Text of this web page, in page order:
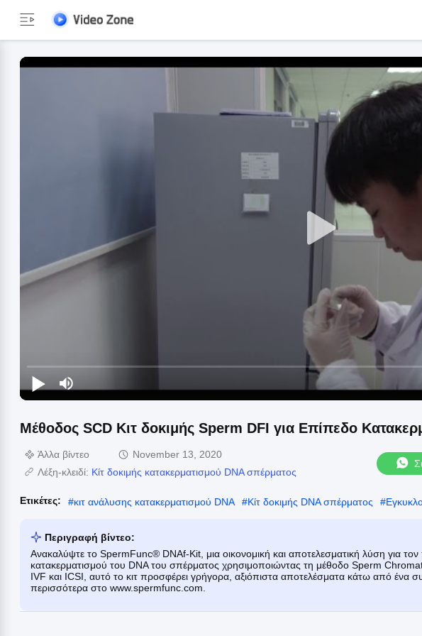
Μέθοδος SCD Κιτ δοκιμής Sperm DFI για Επίπεδο
Άλλα βίντεο
November 13, 2020
Λέξη-κλειδί: Κίτ δοκιμής κατακερματισμού DNA σπέρματος
Ετικέτες: #κιτ ανάλυσης κατακερματισμού DNA #Κίτ δοκιμής DNA σπέρματος #
Περιγραφή βίντεο:
Ανακαλύψτε το SpermFunc® DNAf-Kit, μια οικονομική και αποτελεσματική λύση για
κατακερματισμού του DNA του σπέρματος χρησιμοποιώντας τη μέθοδο Sperm
IVF και ICSI, αυτό το κιτ προσφέρει γρήγορα, αξιόπιστα αποτελέσματα κάτω από ένα
περισσότερα στο www.spermfunc.com.